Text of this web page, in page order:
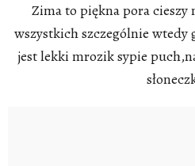
Zima to piękna pora cieszy
wszystkich szczególnie wtedy
jest lekki mrozik sypie